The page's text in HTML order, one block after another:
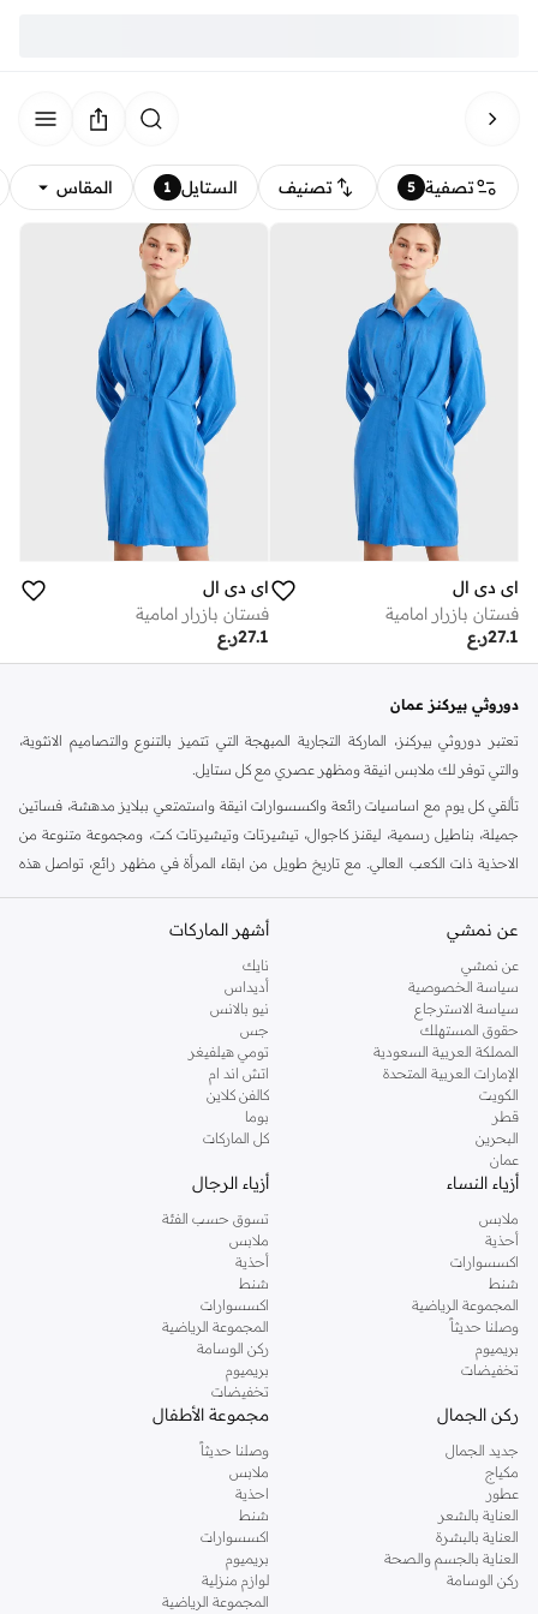
تصفية 5 تصنيف الستايل 1 المقاس
اي دي ال
فستان بازرار امامية
ر.ع27.1
اي دي ال
فستان بازرار امامية
ر.ع27.1
دوروثي بيركنز عمان
تعتبر دوروثي بيركنز، الماركة التجارية المبهجة التي تتميز بالتنوع والتصاميم الانثوية،
والتي توفر لك ملابس انيقة ومظهر عصري مع كل ستايل.
تألقي كل يوم مع اساسيات رائعة واكسسوارات انيقة واستمتعي ببلايز مدهشة، فساتين
جميلة، بناطيل رسمية، ليقنز كاجوال، تيشيرتات وتيشيرتات كت، ومجموعة متنوعة من
الاحذية ذات الكعب العالي. مع تاريخ طويل من ابقاء المرأة في مظهر رائع، تواصل هذه
كنت تقومين بتجديد خزانة ملابسك الملائمة للعمل، البحث عن فستان مثالي للحفلات او
اليه.
تسوقي دوروثي بيركنز اون لاين مسقط
تسوقي دوروثي بيركنز اون لاين من نمشي واستمتعي باكثر من الف ستايل من مجموعة
دوروثي بيركنز الشهيرة. تصفحي المجموعة كاملة في متجر دوروثي بيركنز اون لاين او
استخدمي القائمة لتحديد تجربة تسوق دوروثي بيركنز اون لاين. خدمة التوصيل السريعة
والدعم الاستثنائي يضمن لك تجربة تسوق ممتعة دائما مع نمشي.
عن نمشي
عن نمشي
سياسة الخصوصية
سياسة الاسترجاع
حقوق المستهلك
المملكة العربية السعودية
الإمارات العربية المتحدة
الكويت
قطر
البحرين
عمان
أشهر الماركات
نايك
أديداس
نيو بالانس
جس
تومي هيلفيغر
اتش اند ام
كالفن كلاين
بوما
كل الماركات
أزياء النساء
ملابس
أحذية
اكسسوارات
شنط
المجموعة الرياضية
وصلنا حديثاً
بريميوم
تخفيضات
أزياء الرجال
تسوق حسب الفئة
ملابس
أحذية
شنط
اكسسوارات
المجموعة الرياضية
ركن الوسامة
بريميوم
تخفيضات
ركن الجمال
جديد الجمال
مكياج
عطور
العناية بالشعر
العناية بالبشرة
العناية بالجسم والصحة
ركن الوسامة
مجموعة الأطفال
وصلنا حديثاً
ملابس
احذية
شنط
اكسسوارات
بريميوم
لوازم منزلية
المجموعة الرياضية